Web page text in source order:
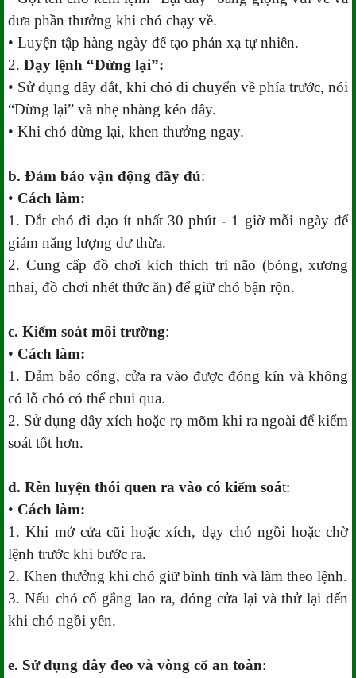
đưa phần thưởng khi chó chạy về.
• Luyện tập hàng ngày để tạo phản xạ tự nhiên.
2. Dạy lệnh “Dừng lại”:
• Sử dụng dây dắt, khi chó di chuyển về phía trước, nói
“Dừng lại” và nhẹ nhàng kéo dây.
• Khi chó dừng lại, khen thưởng ngay.
b. Đảm bảo vận động đầy đủ:
• Cách làm:
1. Dắt chó đi dạo ít nhất 30 phút - 1 giờ mỗi ngày để
giảm năng lượng dư thừa.
2. Cung cấp đồ chơi kích thích trí não (bóng, xương
nhai, đồ chơi nhét thức ăn) để giữ chó bận rộn.
c. Kiểm soát môi trường:
• Cách làm:
1. Đảm bảo cổng, cửa ra vào được đóng kín và không
có lỗ chó có thể chui qua.
2. Sử dụng dây xích hoặc rọ mõm khi ra ngoài để kiểm
soát tốt hơn.
d. Rèn luyện thói quen ra vào có kiểm soát:
• Cách làm:
1. Khi mở cửa cũi hoặc xích, dạy chó ngồi hoặc chờ
lệnh trước khi bước ra.
2. Khen thưởng khi chó giữ bình tĩnh và làm theo lệnh.
3. Nếu chó cố gắng lao ra, đóng cửa lại và thử lại đến
khi chó ngồi yên.
e. Sử dụng dây đeo và vòng cổ an toàn: